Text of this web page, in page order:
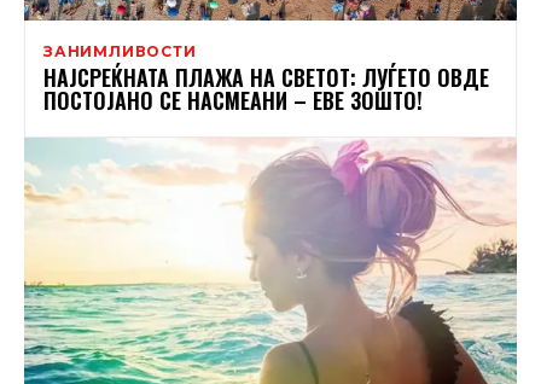
ЗАНИМЛИВОСТИ
НАЈСРЕЌНАТА ПЛАЖА НА СВЕТОТ: ЛУЃЕТО ОВДЕ
ПОСТОЈАНО СЕ НАСМЕАНИ – ЕВЕ ЗОШТО!